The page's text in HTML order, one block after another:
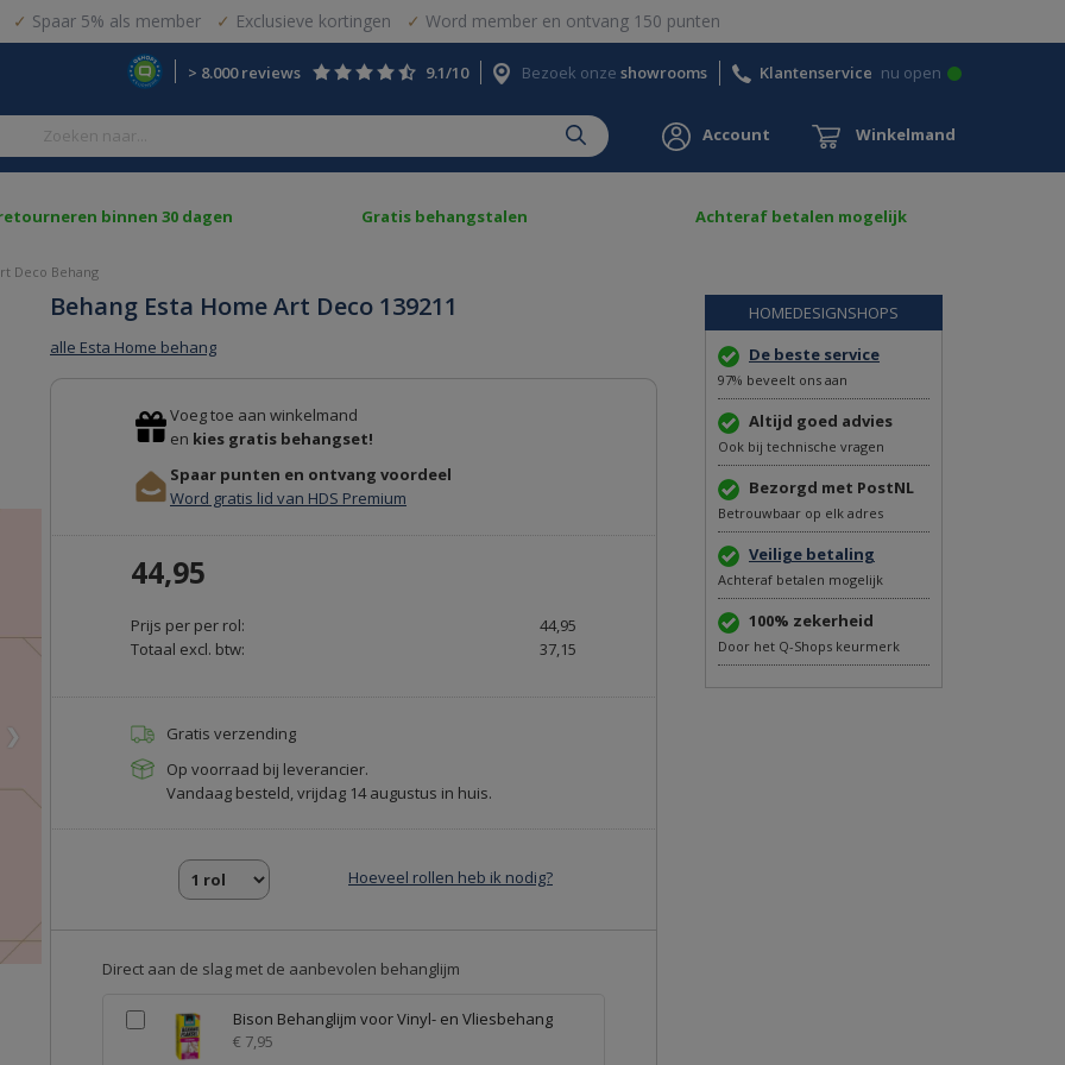
Spaar 5% als member Exclusieve kortingen Word member en ontvang 150 punten
> 8.000 reviews 9.1/10 Bezoek onze showrooms Klantenservice nu open
Account Winkelmand
binnen 30 dagen Gratis behangstalen Achteraf betalen mogelijk
Deco Behang
Behang Esta Home Art Deco 139211
alle Esta Home behang
❯
Voeg toe aan winkelmand
en kies gratis behangset!
Spaar punten en ontvang voordeel
Word gratis lid van HDS Premium
44,95
Prijs per per rol:
44,95
Totaal excl. btw:
37,15
Gratis verzending
Op voorraad bij leverancier.
Vandaag besteld, vrijdag 14 augustus in huis.
Hoeveel rollen heb ik nodig?
Direct aan de slag met de aanbevolen behanglijm
Bison Behanglijm voor Vinyl- en Vliesbehang
€ 7,95
HOMEDESIGNSHOPS
De beste service
97% beveelt ons aan
Altijd goed advies
Ook bij technische vragen
Bezorgd met PostNL
Betrouwbaar op elk adres
Veilige betaling
Achteraf betalen mogelijk
100% zekerheid
Door het Q-Shops keurmerk